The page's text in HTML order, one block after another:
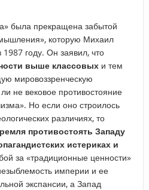
была прекращена забытой
которую Михаил
году. Он заявил, что
выше классовыхи тем
мировоззренческую
не вековое противостояние
Но если оно строилось
различиях, то
противостоять Западу
истериках и
за «традиционные ценности»
империи и ее
экспансии, а Запад